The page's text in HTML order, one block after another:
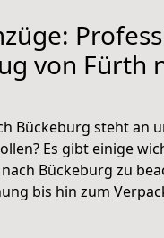
von Fürth
Bückeburg steht an
Es gibt einige
Bückeburg zu
bis hin zum